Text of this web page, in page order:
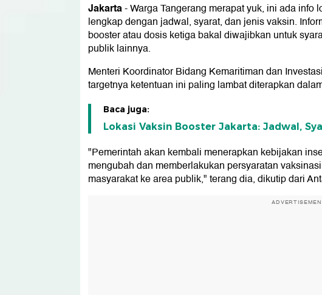
Jakarta-Warga Tangerang merapat yuk, ini ada info
lengkap dengan jadwal, syarat, dan jenis vaksin.
booster atau dosis ketiga bakal diwajibkan untuk
publik lainnya.
Menteri Koordinator Bidang Kemaritiman dan
targetnya ketentuan ini paling lambat diterapkan
Baca juga:
Lokasi Vaksin Booster Jakarta: Jadwal,
"Pemerintah akan kembali menerapkan kebijakan
mengubah dan memberlakukan persyaratan
masyarakat ke area publik," terang dia, dikutip dari